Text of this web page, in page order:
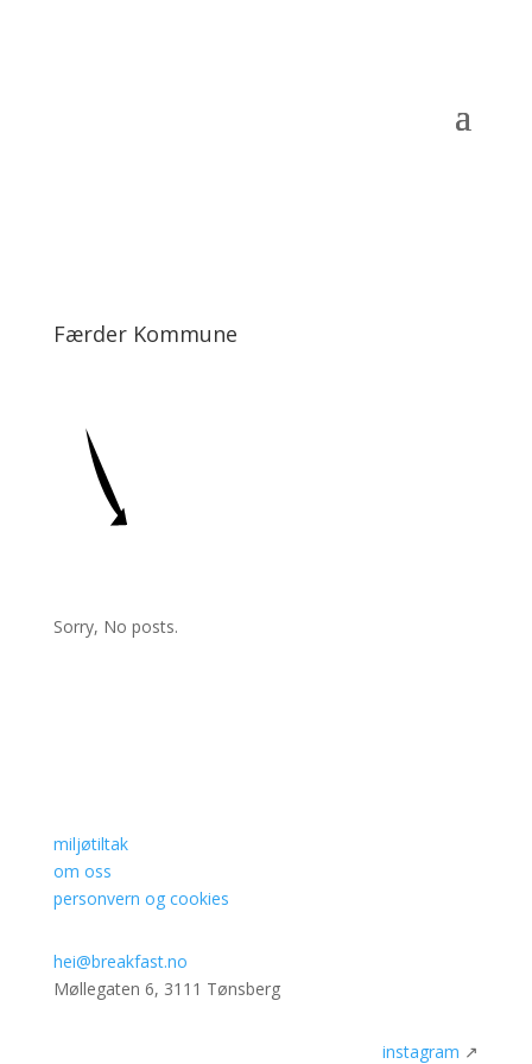
Færder Kommune
Sorry, No posts.
miljøtiltak
om oss
personvern og cookies
hei@breakfast.no
Møllegaten 6, 3111 Tønsberg
instagram ↗